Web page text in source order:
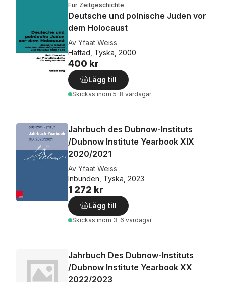
Für Zeitgeschichte
Deutsche und polnische Juden vor
dem Holocaust
Av Yfaat Weiss
Häftad, Tyska, 2000
400 kr
Lägg till
Skickas inom 5-8 vardagar
Jahrbuch des Dubnow-Instituts
/Dubnow Institute Yearbook XIX
2020/2021
Av Yfaat Weiss
Inbunden, Tyska, 2023
1 272 kr
Lägg till
Skickas inom 3-6 vardagar
Jahrbuch Des Dubnow-Instituts
/Dubnow Institute Yearbook XX
2022/2023